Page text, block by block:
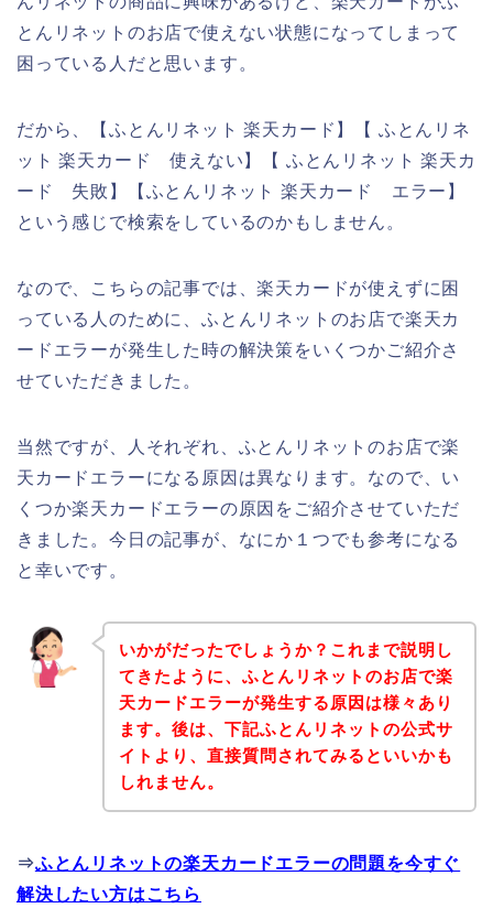
とんリネットのお店で使えない状態になってしまって
困っている人だと思います。
だから、【ふとんリネット 楽天カード】【 ふとんリネ
ット 楽天カード 使えない】【 ふとんリネット 楽天カ
ード 失敗】【ふとんリネット 楽天カード エラー】
という感じで検索をしているのかもしません。
なので、こちらの記事では、楽天カードが使えずに困
っている人のために、ふとんリネットのお店で楽天カ
ードエラーが発生した時の解決策をいくつかご紹介さ
せていただきました。
当然ですが、人それぞれ、ふとんリネットのお店で楽
天カードエラーになる原因は異なります。なので、い
くつか楽天カードエラーの原因をご紹介させていただ
きました。今日の記事が、なにか１つでも参考になる
と幸いです。
いかがだったでしょうか？これまで説明し
てきたように、ふとんリネットのお店で楽
天カードエラーが発生する原因は様々あり
ます。後は、下記ふとんリネットの公式サ
イトより、直接質問されてみるといいかも
しれません。
⇒ふとんリネットの楽天カードエラーの問題を今すぐ
解決したい方はこちら